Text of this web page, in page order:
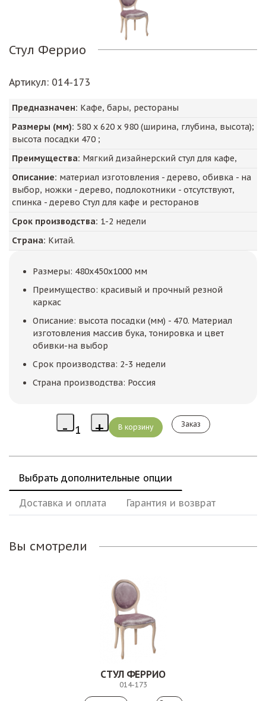
Стул Феррио
Артикул: 014-173
Предназначен: Кафе, бары, рестораны
Размеры (мм): 580 х 620 х 980 (ширина, глубина, высота);
высота посадки 470 ;
Преимущества: Мягкий дизайнерский стул для кафе,
Описание: материал изготовления - дерево, обивка - на
выбор, ножки - дерево, подлокотники - отсутствуют,
спинка - дерево Стул для кафе и ресторанов
Срок производства: 1-2 недели
Страна: Китай.
Размеры: 480х450х1000 мм
Преимущество: красивый и прочный резной
каркас
Описание: высота посадки (мм) - 470. Материал
изготовления массив бука, тонировка и цвет
обивки-на выбор
Срок производства: 2-3 недели
Страна производства: Россия
Заказ
Выбрать дополнительные опции
Доставка и оплата Гарантия и возврат
Вы смотрели
СТУЛ ФЕРРИО
014-173